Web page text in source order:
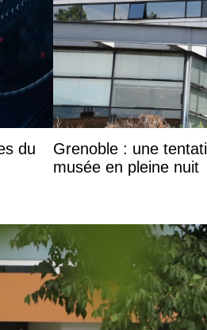
du
Grenoble : une
musée en pleine nuit